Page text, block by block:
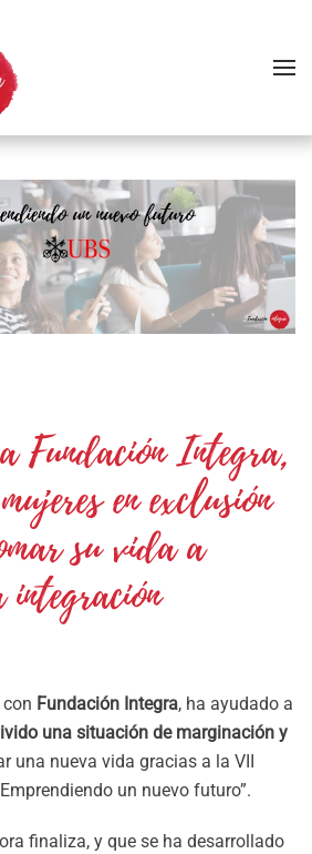
Fundación Integra,
en exclusión
su vida a
Fundación Integra, ha ayudado a
una situación de marginación y
una nueva vida gracias a la VII
un nuevo futuro”.
finaliza, y que se ha desarrollado